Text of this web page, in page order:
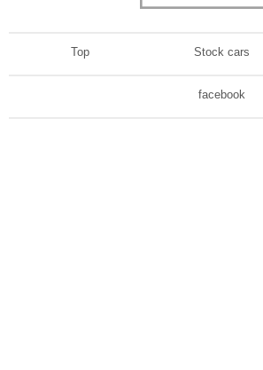
Top Stock cars
facebook